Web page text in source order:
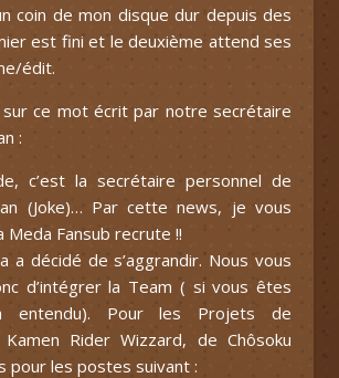
coin de mon disque dur depuis des
est fini et le deuxième attend ses
édit.
sur ce mot écrit par notre secrétaire
:
c’est la secrétaire personnel de
(Joke)… Par cette news, je vous
Meda Fansub recrute !!
a décidé de s’aggrandir. Nous vous
d’intégrer la Team ( si vous êtes
entendu). Pour les Projets de
Rider Wizzard, de Chôsoku
pour les postes suivant :